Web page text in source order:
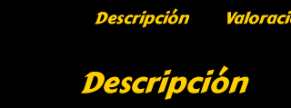
Descripción
Descripción